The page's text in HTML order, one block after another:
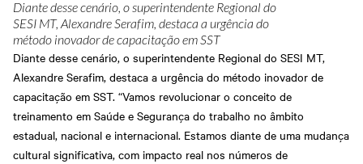
Diante desse cenário, o superintendente Regional do
SESI MT, Alexandre Serafim, destaca a urgência do
método inovador de capacitação em SST
Diante desse cenário, o superintendente Regional do SESI MT,
Alexandre Serafim, destaca a urgência do método inovador de
capacitação em SST. “Vamos revolucionar o conceito de
treinamento em Saúde e Segurança do trabalho no âmbito
estadual, nacional e internacional. Estamos diante de uma mudança
cultural significativa, com impacto real nos números de